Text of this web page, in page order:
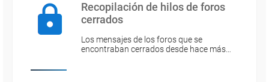
Recopilación de hilos de foros
cerrados
Los mensajes de los foros que se
encontraban cerrados desde hace más…